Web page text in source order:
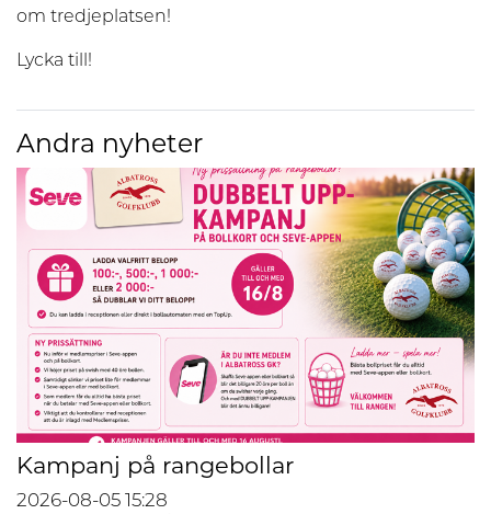
om tredjeplatsen!
Lycka till!
Andra nyheter
Kampanj på rangebollar
2026-08-05 15:28